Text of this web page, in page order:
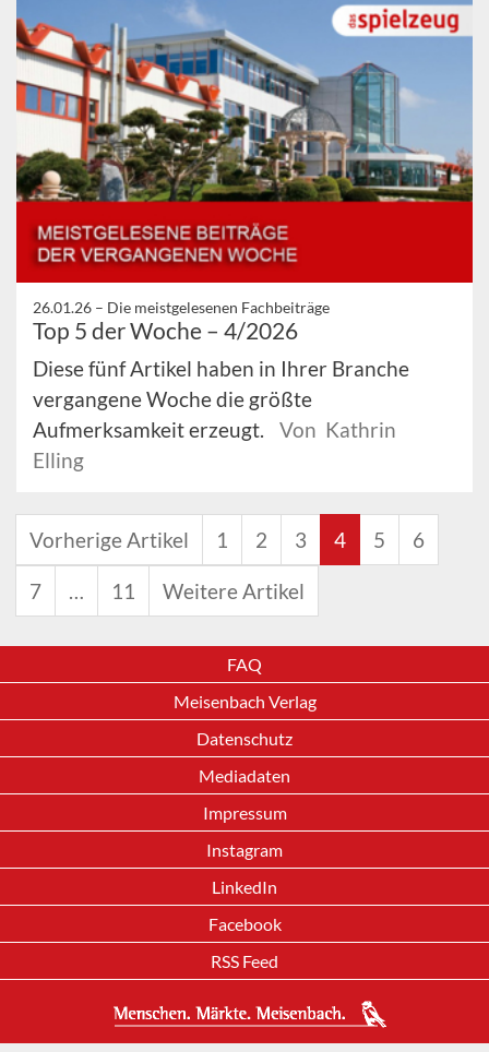
26.01.26 – Die meistgelesenen Fachbeiträge
Top 5 der Woche – 4/2026
Diese fünf Artikel haben in Ihrer Branche
vergangene Woche die größte
Aufmerksamkeit erzeugt.
Von Kathrin
Elling
Vorherige Artikel 1 2 3 4 5 6
7 … 11 Weitere Artikel
FAQ
Meisenbach Verlag
Datenschutz
Mediadaten
Impressum
Instagram
LinkedIn
Facebook
RSS Feed